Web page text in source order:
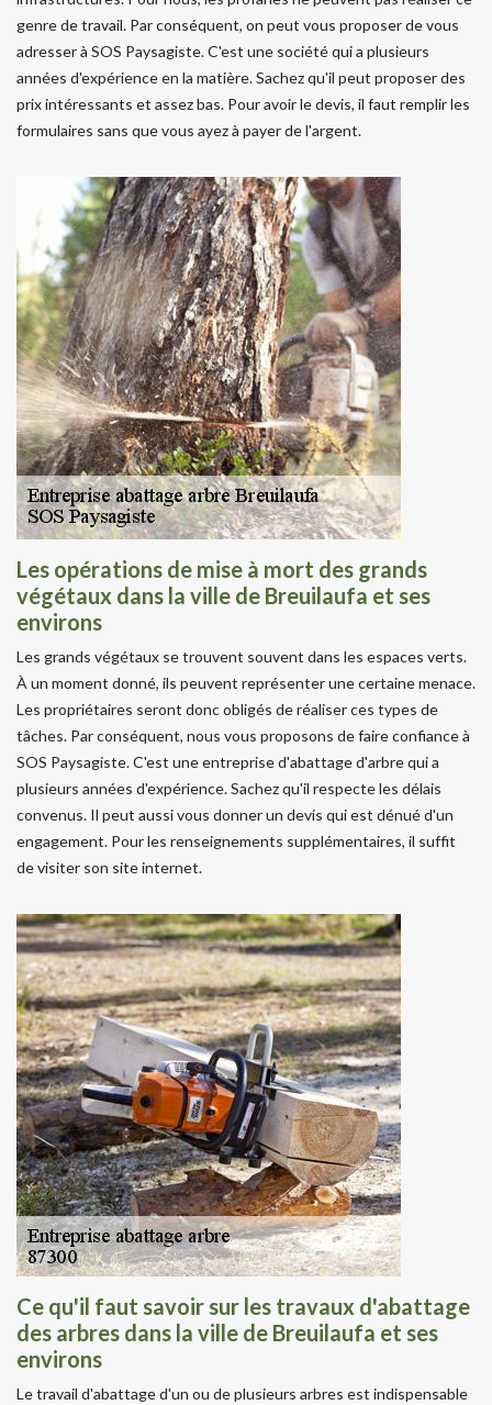
genre de travail. Par conséquent, on peut vous proposer de vous
adresser à SOS Paysagiste. C'est une société qui a plusieurs
années d'expérience en la matière. Sachez qu'il peut proposer des
prix intéressants et assez bas. Pour avoir le devis, il faut remplir les
formulaires sans que vous ayez à payer de l'argent.
Les opérations de mise à mort des grands
végétaux dans la ville de Breuilaufa et ses
environs
Les grands végétaux se trouvent souvent dans les espaces verts.
À un moment donné, ils peuvent représenter une certaine menace.
Les propriétaires seront donc obligés de réaliser ces types de
tâches. Par conséquent, nous vous proposons de faire confiance à
SOS Paysagiste. C'est une entreprise d'abattage d'arbre qui a
plusieurs années d'expérience. Sachez qu'il respecte les délais
convenus. Il peut aussi vous donner un devis qui est dénué d'un
engagement. Pour les renseignements supplémentaires, il suffit
de visiter son site internet.
Ce qu'il faut savoir sur les travaux d'abattage
des arbres dans la ville de Breuilaufa et ses
environs
Le travail d'abattage d'un ou de plusieurs arbres est indispensable